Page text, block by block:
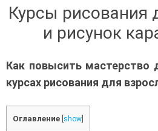
Курсы рисования
и рисунок
Как повысить мастерство
курсах рисования для
Оглавление show